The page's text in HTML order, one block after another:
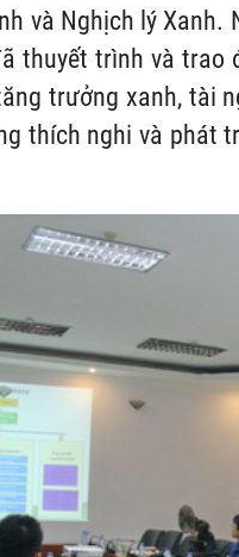
và Nghịch lý
thuyết trình và
trưởng xanh, tài
thích nghi và phát